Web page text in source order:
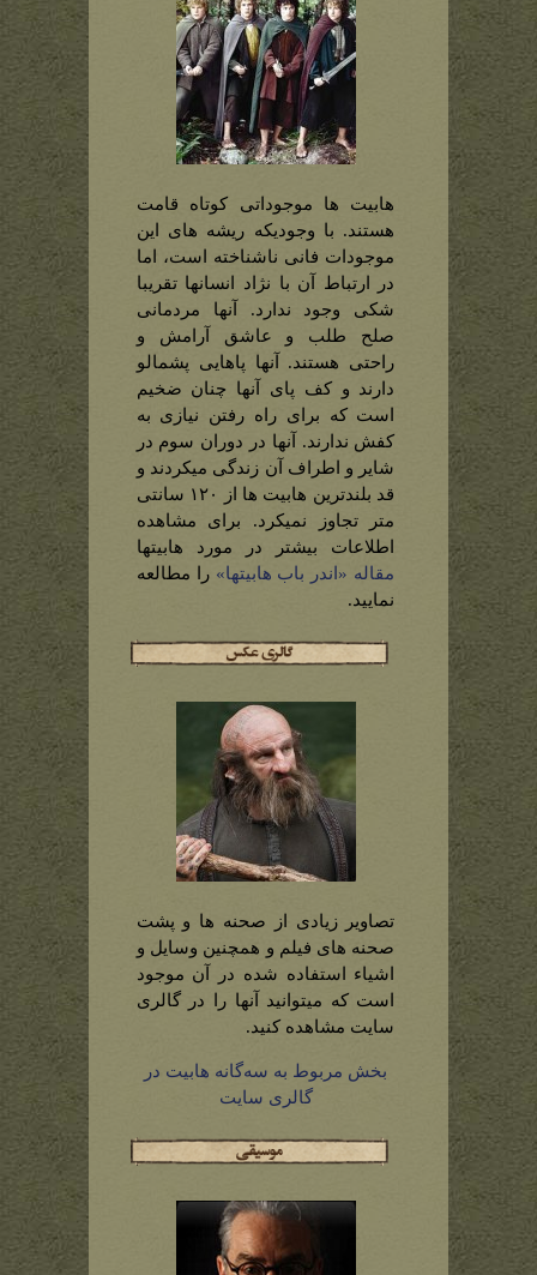
هابیت ها موجوداتی کوتاه قامت
هستند. با وجودیکه ریشه های این
موجودات فانی ناشناخته است، اما
در ارتباط آن با نژاد انسانها تقریبا
شکی وجود ندارد. آنها مردمانی
صلح طلب و عاشق آرامش و
راحتی هستند. آنها پاهایی پشمالو
دارند و کف پای آنها چنان ضخیم
است که برای راه رفتن نیازی به
کفش ندارند. آنها در دوران سوم در
شایر و اطراف آن زندگی میکردند و
قد بلندترین هابیت ها از ۱۲۰ سانتی
متر تجاوز نمیکرد. برای مشاهده
اطلاعات بیشتر در مورد هابیتها
مقاله «اندر باب هابیتها» را مطالعه
نمایید.
تصاویر زیادی از صحنه ها و پشت
صحنه های فیلم و همچنین وسایل و
اشیاء استفاده شده در آن موجود
است که میتوانید آنها را در گالری
سایت مشاهده کنید.
بخش مربوط به سه‌گانه هابیت در
گالری سایت